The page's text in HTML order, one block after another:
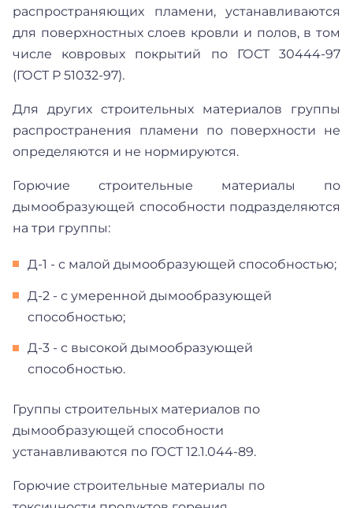
распространяющих пламени, устанавливаются
для поверхностных слоев кровли и полов, в том
числе ковровых покрытий по ГОСТ 30444-97
(ГОСТ Р 51032-97).
Для других строительных материалов группы
распространения пламени по поверхности не
определяются и не нормируются.
Горючие строительные материалы по
дымообразующей способности подразделяются
на три группы:
Д-1 - с малой дымообразующей способностью;
Д-2 - с умеренной дымообразующей
способностью;
Д-3 - с высокой дымообразующей
способностью.
Группы строительных материалов по
дымообразующей способности
устанавливаются по ГОСТ 12.1.044-89.
Горючие строительные материалы по